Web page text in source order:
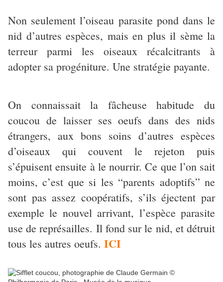
Non seulement l’oiseau parasite pond dans le
nid d’autres espèces, mais en plus il sème la
terreur parmi les oiseaux récalcitrants à
adopter sa progéniture. Une stratégie payante.
On connaissait la fâcheuse habitude du
coucou de laisser ses oeufs dans des nids
étrangers, aux bons soins d’autres espèces
d’oiseaux qui couvent le rejeton puis
s’épuisent ensuite à le nourrir. Ce que l’on sait
moins, c’est que si les “parents adoptifs” ne
sont pas assez coopératifs, s’ils éjectent par
exemple le nouvel arrivant, l’espèce parasite
use de représailles. Il fond sur le nid, et détruit
tous les autres oeufs. ICI